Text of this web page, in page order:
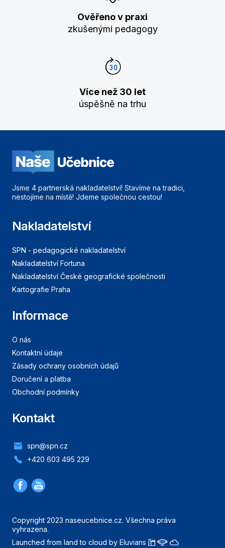
Ověřeno v praxi
zkušenými pedagogy
Více než 30 let
úspěšně na trhu
Jsme 4 partnerská nakladatelství! Stavíme na tradici,
nestojíme na místě! Jdeme společnou cestou!
Nakladatelství
SPN - pedagogické nakladatelství
Nakladatelství Fortuna
Nakladatelství České geografické společnosti
Kartografie Praha
Informace
O nás
Kontaktní údaje
Zásady ochrany osobních údajů
Doručení a platba
Obchodní podmínky
Kontakt
spn@spn.cz
+420 603 495 229
Copyright 2023 naseucebnice.cz. Všechna práva
vyhrazena.
Launched from land to cloud by Eluvians